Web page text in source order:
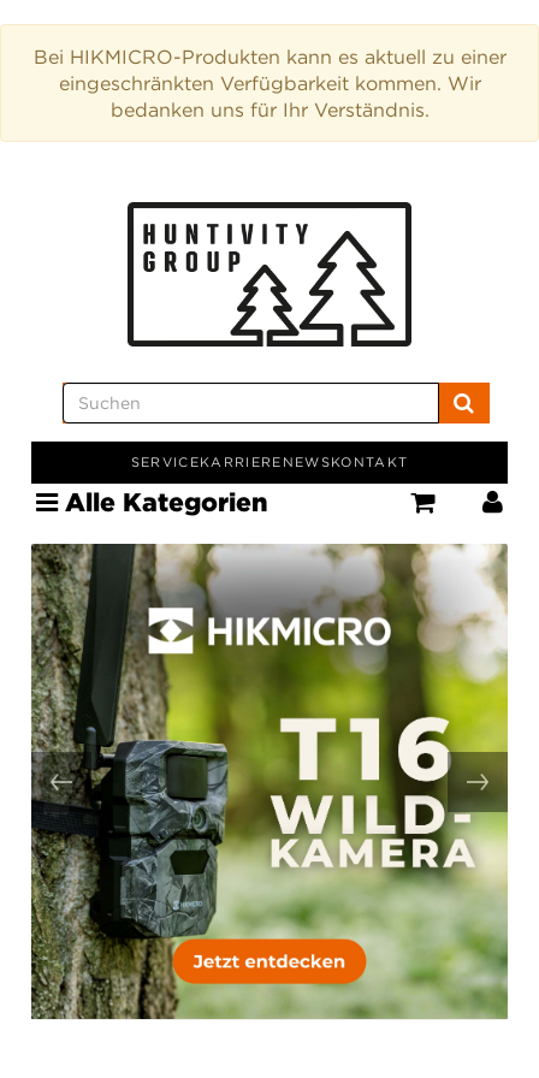
Bei HIKMICRO-Produkten kann es aktuell zu einer
eingeschränkten Verfügbarkeit kommen. Wir
bedanken uns für Ihr Verständnis.
SERVICEKARRIERE NEWSKONTAKT
Alle Kategorien